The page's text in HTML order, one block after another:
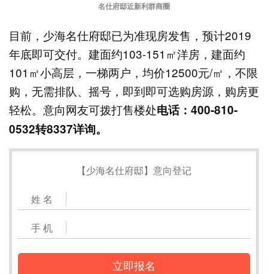
名仕府邸近新利群商圈
目前，少海名仕府邸已为准现房发售，预计2019
年底即可交付。建面约103-151㎡洋房，建面约
101㎡小高层，一梯两户，均价12500元/㎡，不限
购，无需排队、摇号，即到即可选购房源，购房更
轻松。意向网友可拨打售楼处电话： 400-810-
0532转8337详询。
【少海名仕府邸】意向登记
姓 名
手 机
立即报名